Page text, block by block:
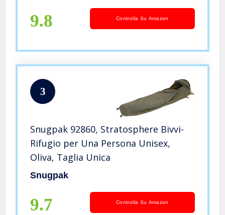
9.8 Controlla Su Amazon
3
Snugpak 92860, Stratosphere Bivvi-
Rifugio per Una Persona Unisex,
Oliva, Taglia Unica
Snugpak
9.7 Controlla Su Amazon